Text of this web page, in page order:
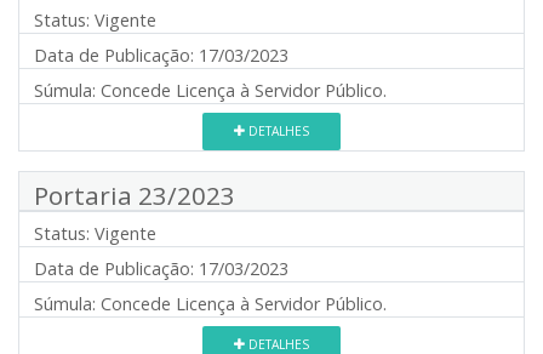
Status: Vigente
Data de Publicação: 17/03/2023
Súmula: Concede Licença à Servidor Público.
DETALHES
Portaria 23/2023
Status: Vigente
Data de Publicação: 17/03/2023
Súmula: Concede Licença à Servidor Público.
DETALHES